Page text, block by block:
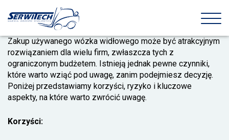
Zakup używanego wózka widłowego może być atrakcyjnym
rozwiązaniem dla wielu firm, zwłaszcza tych z
ograniczonym budżetem. Istnieją jednak pewne czynniki,
które warto wziąć pod uwagę, zanim podejmiesz decyzję.
Poniżej przedstawiamy korzyści, ryzyko i kluczowe
aspekty, na które warto zwrócić uwagę.
Korzyści: